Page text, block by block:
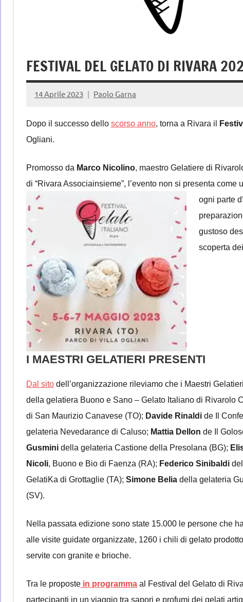
FESTIVAL DEL GELATO DI RIVARA
14 Aprile 2023 Paolo Garna
Dopo il successo dello scorso anno, torna a Rivara il
Ogliani.
Promosso da Marco Nicolino, maestro Gelatiere di
di “Rivara Associainsieme”, l’evento non si presenta
ogni parte
gustoso
scoperta
I MAESTRI GELATIERI PRESENTI
Dal sito dell’organizzazione rileviamo che i Maestri
della gelatiera Buono e Sano – Gelato Italiano di Rivarolo
di San Maurizio Canavese (TO); Davide Rinaldi de Il
gelateria Nevedarance di Caluso; Mattia Dellon de Il
Gusmini della gelateria Castione della Presolana (BG);
Nicoli, Buono e Bio di Faenza (RA); Federico Sinibaldi
GelatiKa di Grottaglie (TA); Simone Belia della gelateria
(SV).
Nella passata edizione sono state 15.000 le persone che
alle visite guidate organizzate, 1260 i chili di gelato
servite con granite e brioche.
Tra le proposte in programma al Festival del Gelato di
partecipanti in un viaggio tra sapori e profumi dei gelati